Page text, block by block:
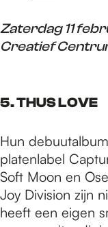
Zaterdag 11
Creatief
5. THUS LOVE
Hun
platenlabel
Soft Moon en
Joy Division zijn
heeft een eigen